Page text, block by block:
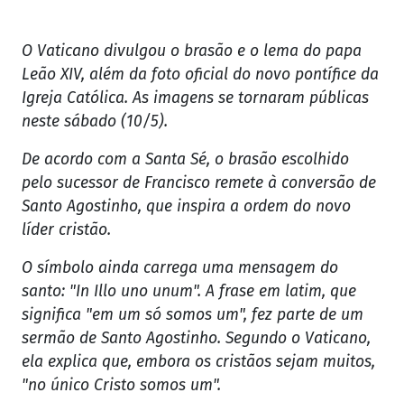
O Vaticano divulgou o brasão e o lema do papa
Leão XIV, além da foto oficial do novo pontífice da
Igreja Católica. As imagens se tornaram públicas
neste sábado (10/5).
De acordo com a Santa Sé, o brasão escolhido
pelo sucessor de Francisco remete à conversão de
Santo Agostinho, que inspira a ordem do novo
líder cristão.
O símbolo ainda carrega uma mensagem do
santo: "In Illo uno unum". A frase em latim, que
significa "em um só somos um", fez parte de um
sermão de Santo Agostinho. Segundo o Vaticano,
ela explica que, embora os cristãos sejam muitos,
"no único Cristo somos um".